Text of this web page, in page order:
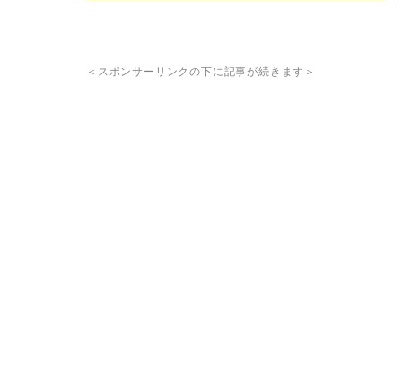
＜スポンサーリンクの下に記事が続きます＞